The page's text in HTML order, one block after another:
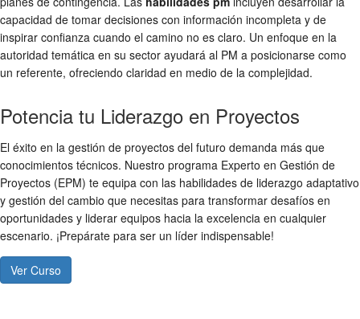
capacidad de tomar decisiones con información incompleta y de
inspirar confianza cuando el camino no es claro. Un enfoque en la
autoridad temática en su sector ayudará al PM a posicionarse como
un referente, ofreciendo claridad en medio de la complejidad.
Potencia tu Liderazgo en Proyectos
El éxito en la gestión de proyectos del futuro demanda más que
conocimientos técnicos. Nuestro programa Experto en Gestión de
Proyectos (EPM) te equipa con las habilidades de liderazgo adaptativo
y gestión del cambio que necesitas para transformar desafíos en
oportunidades y liderar equipos hacia la excelencia en cualquier
escenario. ¡Prepárate para ser un líder indispensable!
Ver Curso